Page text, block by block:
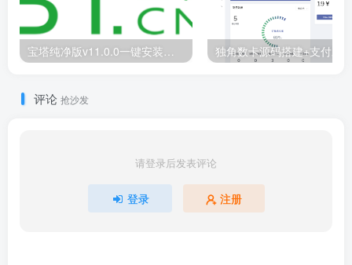
宝塔纯净版v11.0.0一键安装脚本（20250807版本）
评论 抢沙发
请登录后发表评论
登录 注册